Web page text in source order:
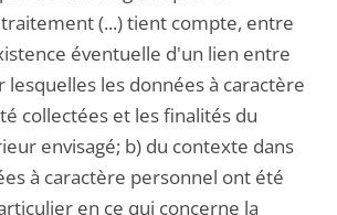
(...) tient compte, entre
éventuelle d'un lien entre
lesquelles les données à caractère
collectées et les finalités du
envisagé; b) du contexte dans
à caractère personnel ont été
en ce qui concerne la